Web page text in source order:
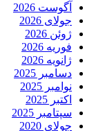
آگوست 2026
جولای 2026
ژوئن 2026
فوریه 2026
ژانویه 2026
دسامبر 2025
نوامبر 2025
اکتبر 2025
سپتامبر 2025
جولای 2020